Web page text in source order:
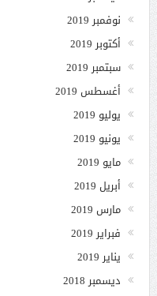
نوفمبر 2019
أكتوبر 2019
سبتمبر 2019
أغسطس 2019
يوليو 2019
يونيو 2019
مايو 2019
أبريل 2019
مارس 2019
فبراير 2019
يناير 2019
ديسمبر 2018